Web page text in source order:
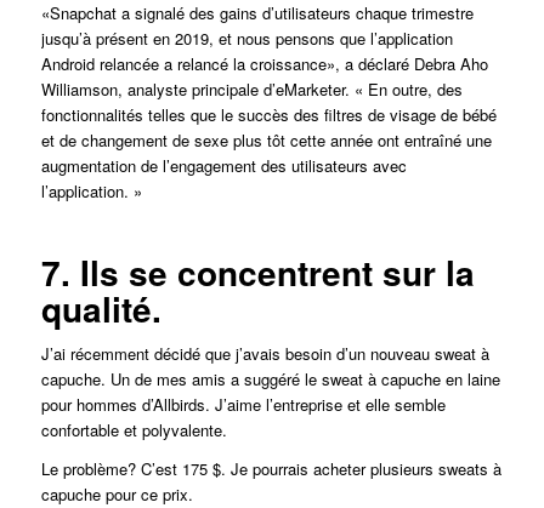
«Snapchat a signalé des gains d’utilisateurs chaque trimestre
jusqu’à présent en 2019, et nous pensons que l’application
Android relancée a relancé la croissance», a déclaré Debra Aho
Williamson, analyste principale d’eMarketer. « En outre, des
fonctionnalités telles que le succès des filtres de visage de bébé
et de changement de sexe plus tôt cette année ont entraîné une
augmentation de l’engagement des utilisateurs avec
l’application. »
7. Ils se concentrent sur la
qualité.
J’ai récemment décidé que j’avais besoin d’un nouveau sweat à
capuche. Un de mes amis a suggéré le sweat à capuche en laine
pour hommes d’Allbirds. J’aime l’entreprise et elle semble
confortable et polyvalente.
Le problème? C’est 175 $. Je pourrais acheter plusieurs sweats à
capuche pour ce prix.